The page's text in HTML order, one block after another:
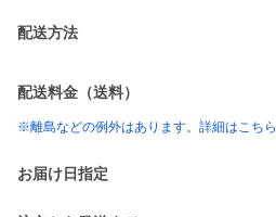
配送方法
配送料金（送料）
※離島などの例外はあります。詳細はこちら
お届け日指定